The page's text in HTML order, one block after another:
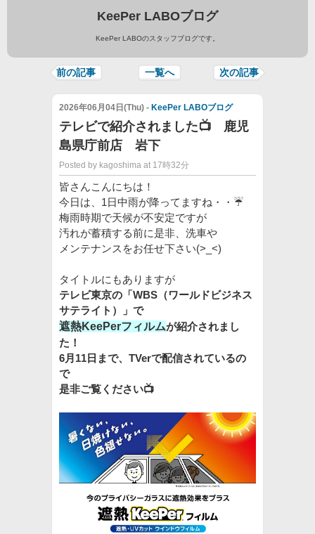
KeePer LABOブログ
KeePer LABOのスタッフブログです。
前の記事 一覧へ 次の記事
2026年06月04日(Thu) - KeePer LABOブログ
テレビで紹介されました📺 鹿児
島県庁前店 岩下
Posted by kagoshima at 17時32分
皆さんこんにちは！
今日は、1日中雨が降ってますね・・☔
梅雨時期で天候が不安定ですが
汚れが蓄積する前に是非、洗車や
メンテナンスをお任せ下さい(>_<)
タイトルにもありますが
テレビ東京の「WBS（ワールドビジネス
サテライト）」で
遮熱KeePerフィルムが紹介されまし
た！
6月11日まで、TVerで配信されているの
で
是非ご覧ください📺